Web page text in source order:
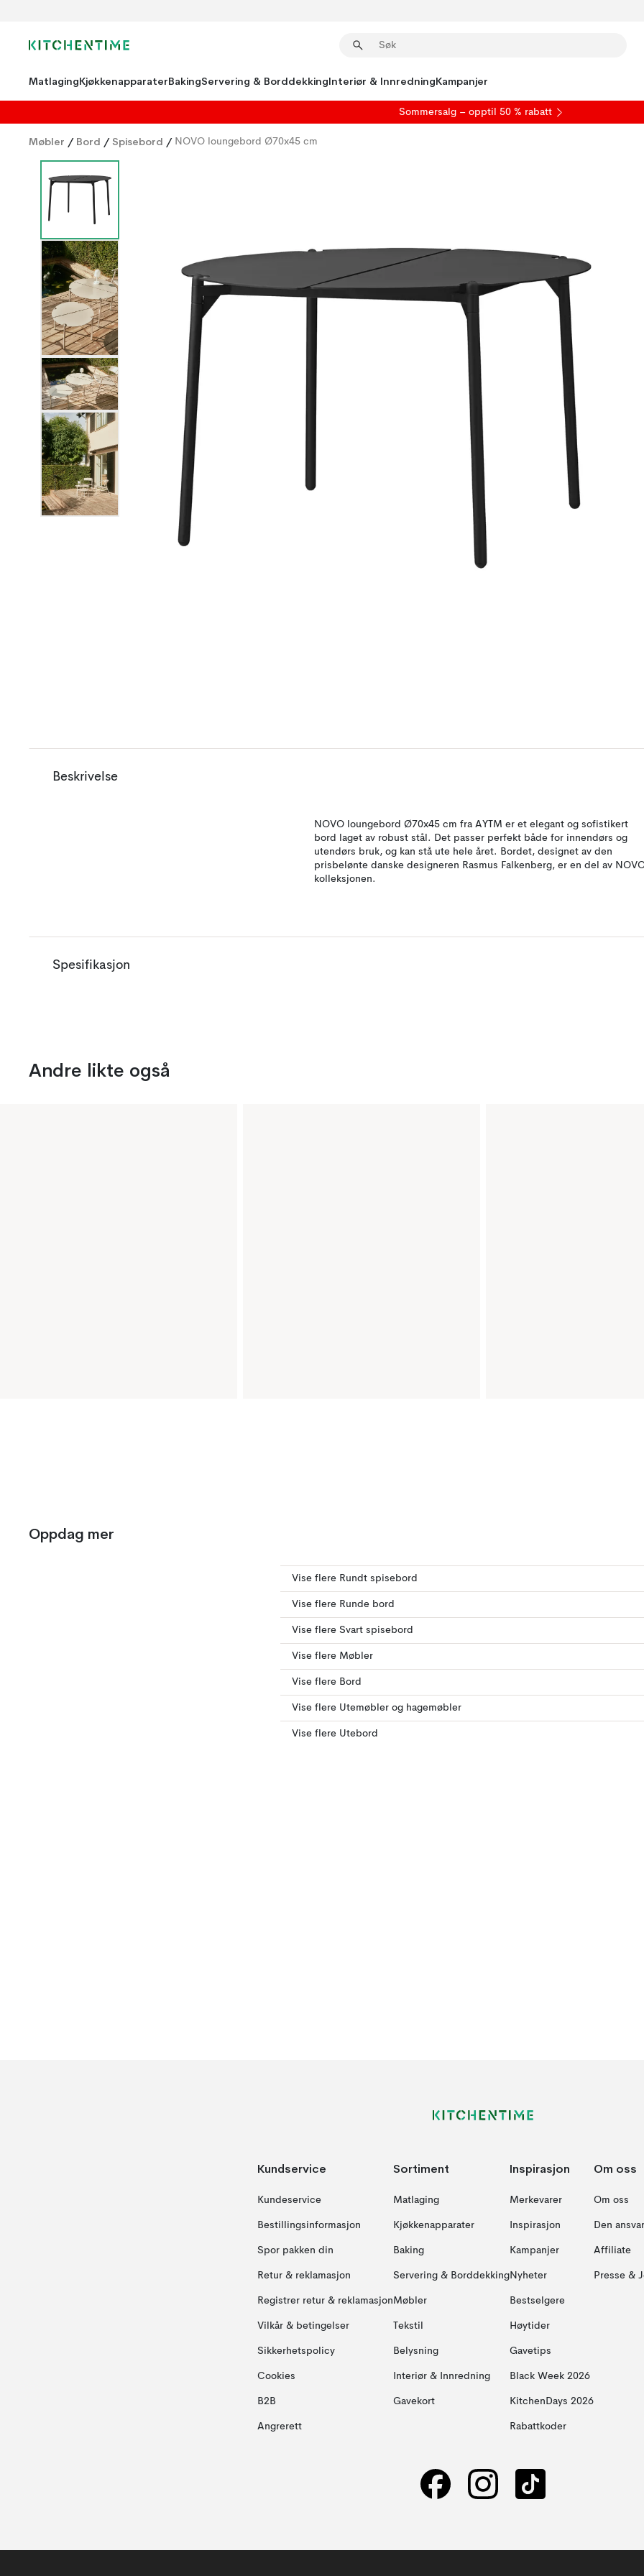
MatlagingKjøkkenapparaterBakingServering & BorddekkingInteriør & InnredningKampanjer
Sommersalg – opptil 50 % rabatt
Møbler / Bord / Spisebord / NOVO loungebord Ø70x45 cm
Beskrivelse
NOVO loungebord Ø70x45 cm fra AYTM er et elegant og sofistikert
bord laget av robust stål. Det passer perfekt både for innendørs og
utendørs bruk, og kan stå ute hele året. Bordet, designet av den
prisbelønte danske designeren Rasmus Falkenberg, er en del av
kolleksjonen.
Spesifikasjon
Andre likte også
Oppdag mer
Vise flere Rundt spisebord
Vise flere Runde bord
Vise flere Svart spisebord
Vise flere Møbler
Vise flere Bord
Vise flere Utemøbler og hagemøbler
Vise flere Utebord
Kundservice
Kundeservice
Bestillingsinformasjon
Spor pakken din
Retur & reklamasjon
Registrer retur & reklamasjon
Vilkår & betingelser
Sikkerhetspolicy
Cookies
B2B
Angrerett
Sortiment
Matlaging
Kjøkkenapparater
Baking
Servering & Borddekking
Møbler
Tekstil
Belysning
Interiør & Innredning
Gavekort
Inspirasjon
Merkevarer
Inspirasjon
Kampanjer
Nyheter
Bestselgere
Høytider
Gavetips
Black Week 2026
KitchenDays 2026
Rabattkoder
Om oss
Om oss
Den
Affiliate
Presse &